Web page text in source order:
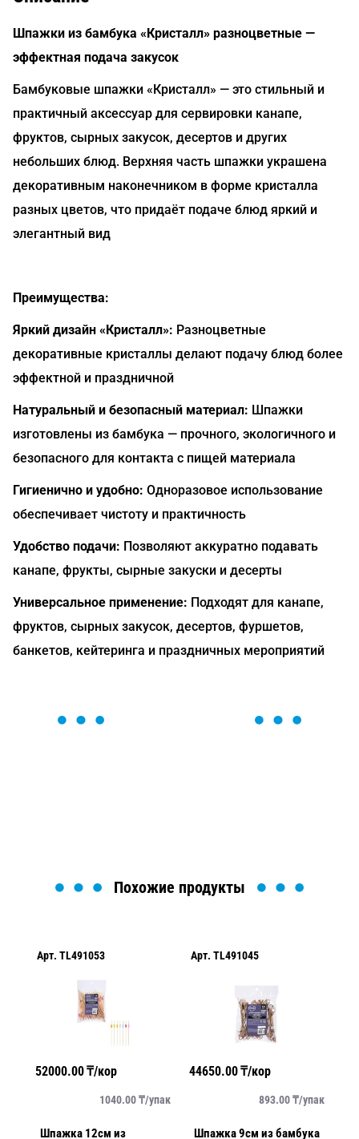
Шпажки из бамбука «Кристалл» разноцветные —
эффектная подача закусок
Бамбуковые шпажки «Кристалл» — это стильный и
практичный аксессуар для сервировки канапе,
фруктов, сырных закусок, десертов и других
небольших блюд. Верхняя часть шпажки украшена
декоративным наконечником в форме кристалла
разных цветов, что придаёт подаче блюд яркий и
элегантный вид
Преимущества:
Яркий дизайн «Кристалл»: Разноцветные
декоративные кристаллы делают подачу блюд более
эффектной и праздничной
Натуральный и безопасный материал: Шпажки
изготовлены из бамбука — прочного, экологичного и
безопасного для контакта с пищей материала
Гигиенично и удобно: Одноразовое использование
обеспечивает чистоту и практичность
Удобство подачи: Позволяют аккуратно подавать
канапе, фрукты, сырные закуски и десерты
Универсальное применение: Подходят для канапе,
фруктов, сырных закусок, десертов, фуршетов,
банкетов, кейтеринга и праздничных мероприятий
Похожие продукты
Арт.TL491053
52000.00₸/кор
1040.00₸/упак
Шпажка 12см из
Арт.TL491045
44650.00₸/кор
893.00₸/упак
Шпажка 9см из бамбука